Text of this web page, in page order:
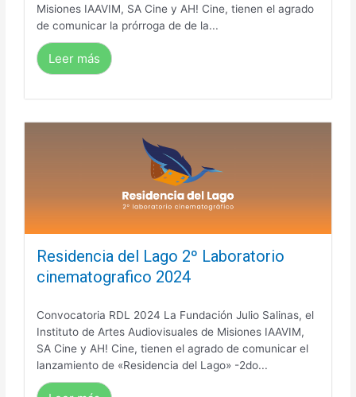
Misiones IAAVIM, SA Cine y AH! Cine, tienen el agrado
de comunicar la prórroga de de la...
Leer más
Residencia del Lago 2º Laboratorio
cinematografico 2024
Convocatoria RDL 2024 La Fundación Julio Salinas, el
Instituto de Artes Audiovisuales de Misiones IAAVIM,
SA Cine y AH! Cine, tienen el agrado de comunicar el
lanzamiento de «Residencia del Lago» -2do...